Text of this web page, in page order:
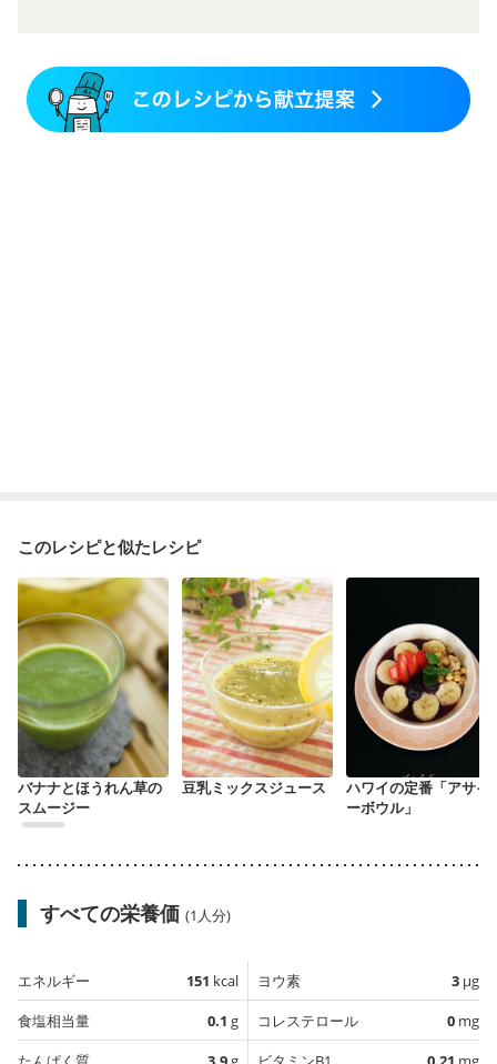
このレシピと似たレシピ
バナナとほうれん草の
スムージー
豆乳ミックスジュース
ハワイの定番「アサイ
ーボウル」
すべての栄養価 (1人分)
エネルギー 151 kcal
食塩相当量
0.1 g
ヨウ素 3 µg
コレステロール
0 mg